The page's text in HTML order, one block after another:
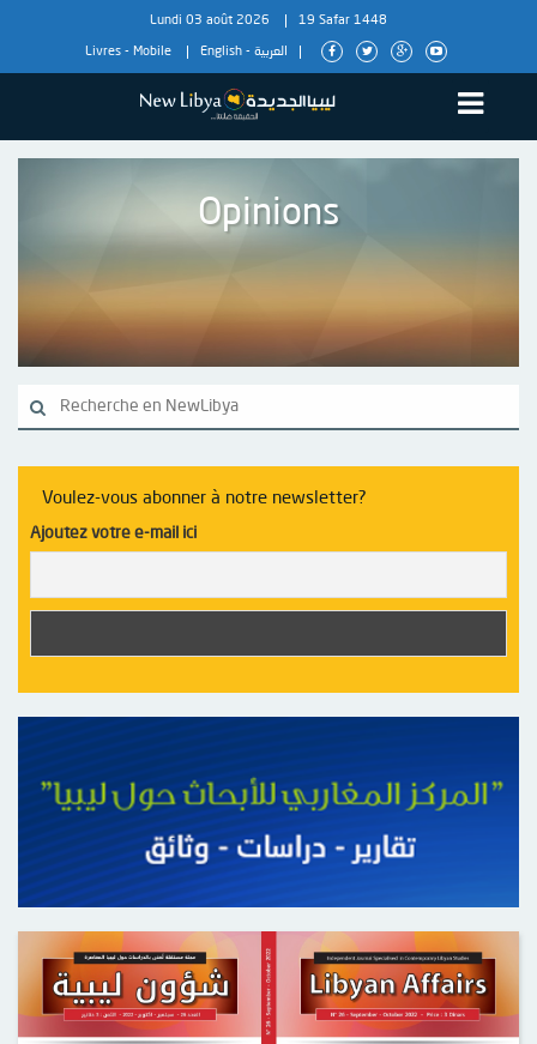
Lundi 03 août 2026 19 Safar 1448
Livres - Mobile English - العربية
Opinions
Voulez-vous abonner à notre newsletter?
Ajoutez votre e-mail ici